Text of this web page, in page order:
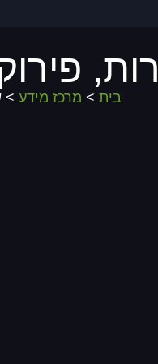
בית > מרכז מידע >